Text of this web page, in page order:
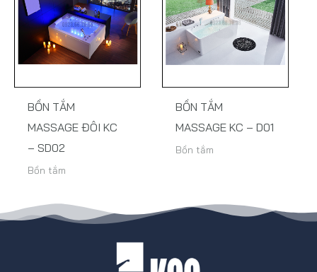
BỒN TẮM
MASSAGE ĐÔI KC
– SD02
Bồn tắm
BỒN TẮM
MASSAGE KC – D01
Bồn tắm